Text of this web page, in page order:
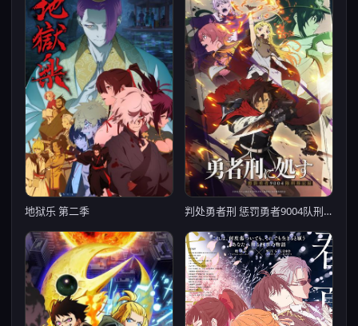
地狱乐 第二季 判处勇者刑 惩罚勇者9004队刑务纪录